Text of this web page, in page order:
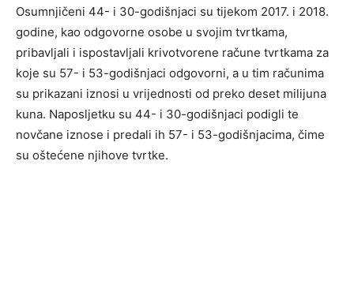
Osumnjičeni 44- i 30-godišnjaci su tijekom 2017. i 2018.
godine, kao odgovorne osobe u svojim tvrtkama,
pribavljali i ispostavljali krivotvorene račune tvrtkama za
koje su 57- i 53-godišnjaci odgovorni, a u tim računima
su prikazani iznosi u vrijednosti od preko deset milijuna
kuna. Naposljetku su 44- i 30-godišnjaci podigli te
novčane iznose i predali ih 57- i 53-godišnjacima, čime
su oštećene njihove tvrtke.